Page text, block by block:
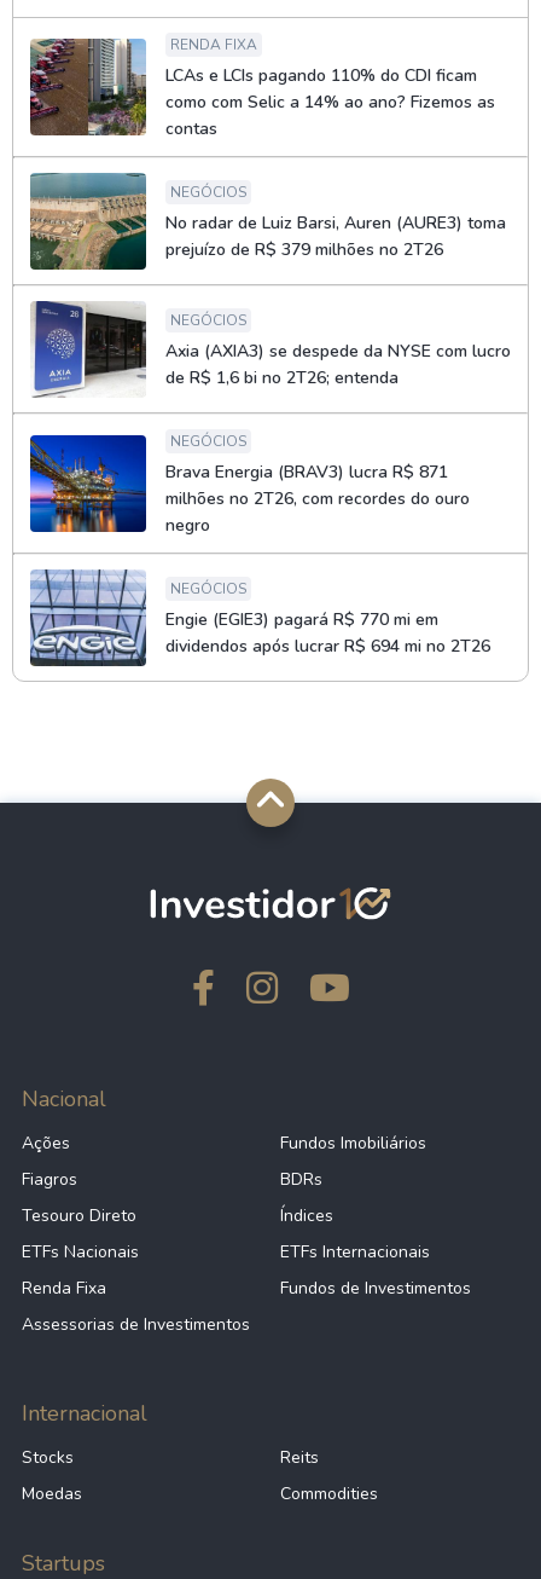
RENDA FIXA
LCAs e LCIs pagando 110% do CDI ficam
como com Selic a 14% ao ano? Fizemos as
contas
NEGÓCIOS
No radar de Luiz Barsi, Auren (AURE3) toma
prejuízo de R$ 379 milhões no 2T26
NEGÓCIOS
Axia (AXIA3) se despede da NYSE com lucro
de R$ 1,6 bi no 2T26; entenda
NEGÓCIOS
Brava Energia (BRAV3) lucra R$ 871
milhões no 2T26, com recordes do ouro
negro
NEGÓCIOS
Engie (EGIE3) pagará R$ 770 mi em
dividendos após lucrar R$ 694 mi no 2T26
Nacional
Ações
Fundos Imobiliários
Fiagros
BDRs
Tesouro Direto
Índices
ETFs Nacionais
ETFs Internacionais
Renda Fixa
Fundos de Investimentos
Assessorias de Investimentos
Internacional
Stocks
Reits
Moedas
Commodities
Startups